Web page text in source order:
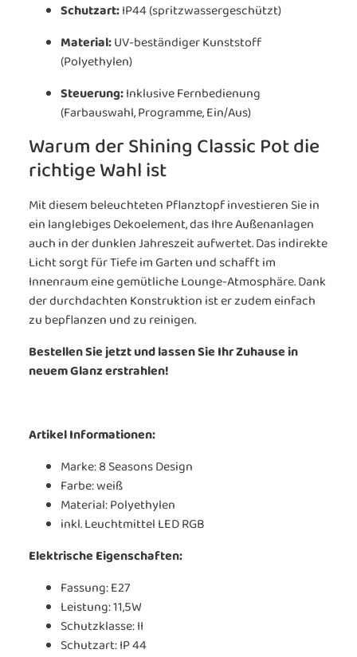
Schutzart:IP44 (spritzwassergeschützt)
Material:UV-beständiger Kunststoff
(Polyethylen)
Steuerung:Inklusive Fernbedienung
(Farbauswahl, Programme, Ein/Aus)
Warum der Shining Classic Pot die
richtige Wahl ist
Mit diesem beleuchteten Pflanztopf investieren Sie in
ein langlebiges Dekoelement, das Ihre Außenanlagen
auch in der dunklen Jahreszeit aufwertet. Das indirekte
Licht sorgt für Tiefe im Garten und schafft im
Innenraum eine gemütliche Lounge-Atmosphäre. Dank
der durchdachten Konstruktion ist er zudem einfach
zu bepflanzen und zu reinigen.
Bestellen Sie jetzt und lassen Sie Ihr Zuhause in
neuem Glanz erstrahlen!
Artikel Informationen:
Marke: 8 Seasons Design
Farbe: weiß
Material: Polyethylen
inkl. Leuchtmittel LED RGB
Elektrische Eigenschaften:
Fassung: E27
Leistung: 11,5W
Schutzklasse: II
Schutzart: IP 44